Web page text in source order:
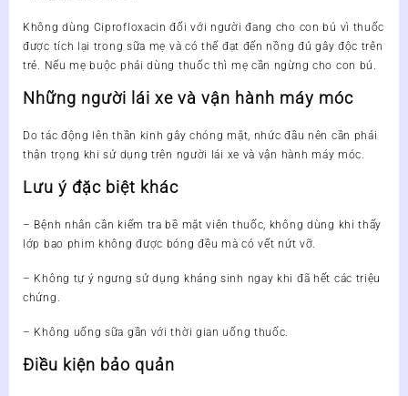
Không dùng Ciprofloxacin đối với người đang cho con bú vì thuốc
được tích lại trong sữa mẹ và có thể đạt đến nồng đủ gây độc trên
trẻ. Nếu mẹ buộc phải dùng thuốc thì mẹ cần ngừng cho con bú.
Những người lái xe và vận hành máy móc
Do tác động lên thần kinh gây chóng mặt, nhức đầu nên cần phải
thận trọng khi sử dụng trên người lái xe và vận hành máy móc.
Lưu ý đặc biệt khác
– Bệnh nhân cần kiểm tra bề mặt viên thuốc, không dùng khi thấy
lớp bao phim không được bóng đều mà có vết nứt vỡ.
– Không tự ý ngưng sử dụng kháng sinh ngay khi đã hết các triệu
chứng.
– Không uống sữa gần với thời gian uống thuốc.
Điều kiện bảo quản